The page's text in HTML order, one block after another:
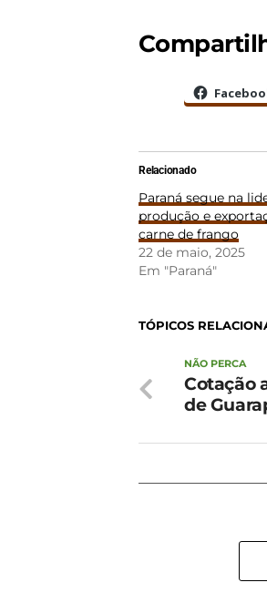
Relacionado
Paraná segue na
produção e
carne de frango
22 de maio, 2025
Em "Paraná"
TÓPICOS
NÃO PERCA
Cotação
de